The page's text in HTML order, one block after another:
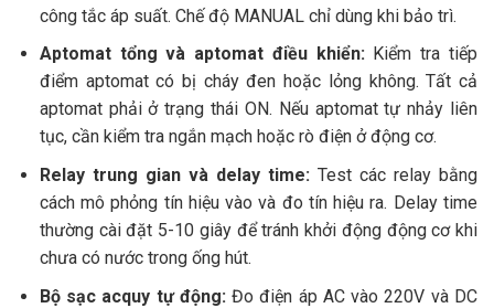
công tắc áp suất. Chế độ MANUAL chỉ dùng khi bảo trì.
Aptomat tổng và aptomat điều khiển:Kiểm tra tiếp
điểm aptomat có bị cháy đen hoặc lỏng không. Tất cả
aptomat phải ở trạng thái ON. Nếu aptomat tự nhảy liên
tục, cần kiểm tra ngắn mạch hoặc rò điện ở động cơ.
Relay trung gian và delay time:Test các relay bằng
cách mô phỏng tín hiệu vào và đo tín hiệu ra. Delay time
thường cài đặt 5-10 giây để tránh khởi động động cơ khi
chưa có nước trong ống hút.
Bộ sạc acquy tự động: Đo điện áp AC vào 220V và DC